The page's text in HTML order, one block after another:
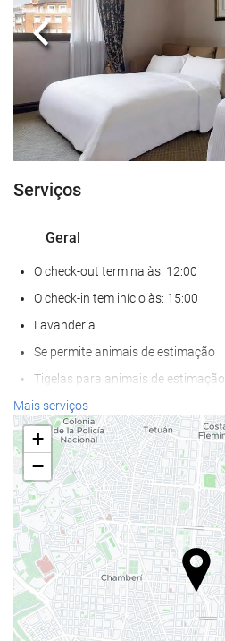
Anterior
Serviços
Geral
O check-out termina às: 12:00
O check-in tem início às: 15:00
Lavanderia
Se permite animais de estimação
Tigelas para animais de estimação
Ar condicionado
Aquecimento Central
Elevador
Acesso para deficientes fisicos
Quartos para não fumantes
Proibido fumar em todo o hotel
Zona de fumadores
Quartos com isolamento acústico
Mais serviços
+
−